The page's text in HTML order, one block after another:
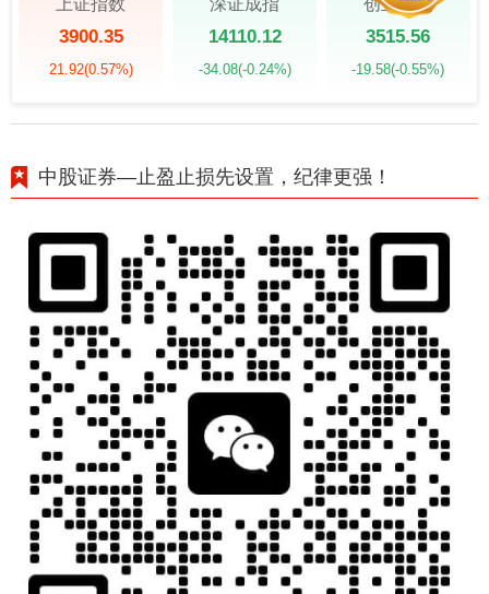
上证指数
3900.35
21.92(0.57%)
深证成指
14110.12
-34.08(-0.24%)
创业板指
3515.56
-19.58(-0.55%)
中股证券—止盈止损先设置，纪律更强！